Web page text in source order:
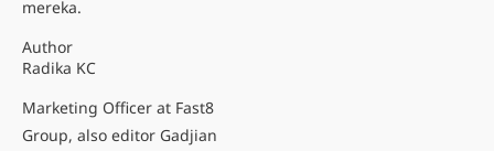
mereka.
Author
Radika KC
Marketing Officer at Fast8
Group, also editor Gadjian